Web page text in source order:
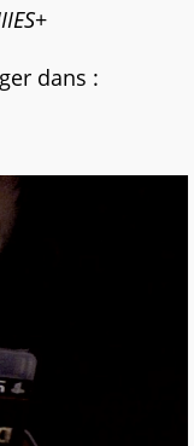
+
dans :